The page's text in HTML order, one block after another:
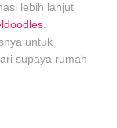
lebih lanjut
untuk
supaya rumah